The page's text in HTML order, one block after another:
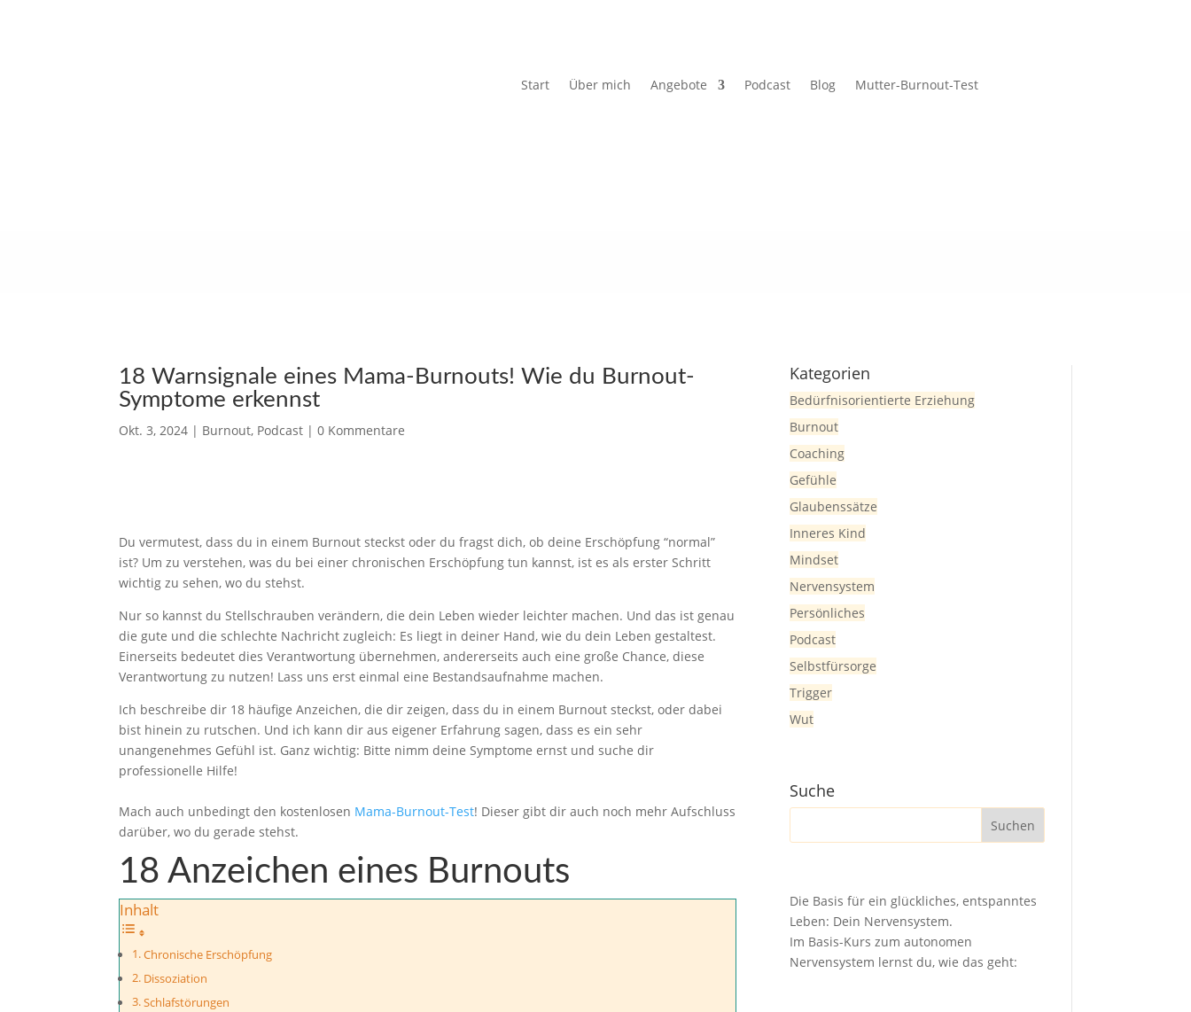
Start Über mich Angebote Podcast Blog Mutter-Burnout-Test
18 Warnsignale eines Mama-Burnouts! Wie du Burnout-
Symptome erkennst
Okt. 3, 2024 | Burnout, Podcast |0 Kommentare
Du vermutest, dass du in einem Burnout steckst oder du fragst dich, ob deine Erschöpfung “normal”
ist? Um zu verstehen, was du bei einer chronischen Erschöpfung tun kannst, ist es als erster Schritt
wichtig zu sehen, wo du stehst.
Nur so kannst du Stellschrauben verändern, die dein Leben wieder leichter machen. Und das ist genau
die gute und die schlechte Nachricht zugleich: Es liegt in deiner Hand, wie du dein Leben gestaltest.
Einerseits bedeutet dies Verantwortung übernehmen, andererseits auch eine große Chance, diese
Verantwortung zu nutzen! Lass uns erst einmal eine Bestandsaufnahme machen.
Ich beschreibe dir 18 häufige Anzeichen, die dir zeigen, dass du in einem Burnout steckst, oder dabei
bist hinein zu rutschen. Und ich kann dir aus eigener Erfahrung sagen, dass es ein sehr
unangenehmes Gefühl ist. Ganz wichtig: Bitte nimm deine Symptome ernst und suche dir
professionelle Hilfe!
Mach auch unbedingt den kostenlosen Mama-Burnout-Test! Dieser gibt dir auch noch mehr Aufschluss
darüber, wo du gerade stehst.
18 Anzeichen eines Burnouts
Inhalt
Chronische Erschöpfung
Dissoziation
Schlafstörungen
Kategorien
Bedürfnisorientierte Erziehung
Burnout
Coaching
Gefühle
Glaubenssätze
Inneres Kind
Mindset
Nervensystem
Persönliches
Podcast
Selbstfürsorge
Trigger
Wut
Suche
Die Basis für ein glückliches, entspanntes
Leben: Dein Nervensystem.
Im Basis-Kurs zum autonomen
Nervensystem lernst du, wie das geht: